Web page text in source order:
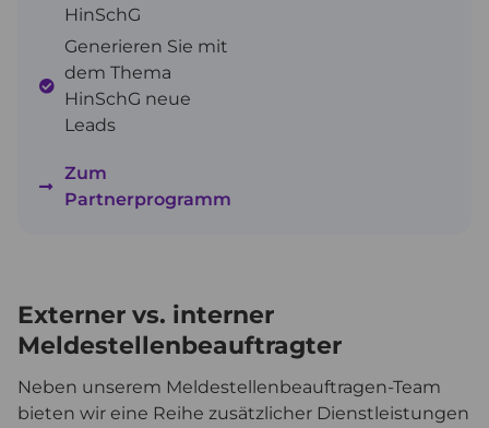
HinSchG
Generieren Sie mit
dem Thema
HinSchG neue
Leads
Zum
Partnerprogramm
Externer vs. interner
Meldestellenbeauftragter
Neben unserem Meldestellenbeauftragen-Team
bieten wir eine Reihe zusätzlicher Dienstleistungen